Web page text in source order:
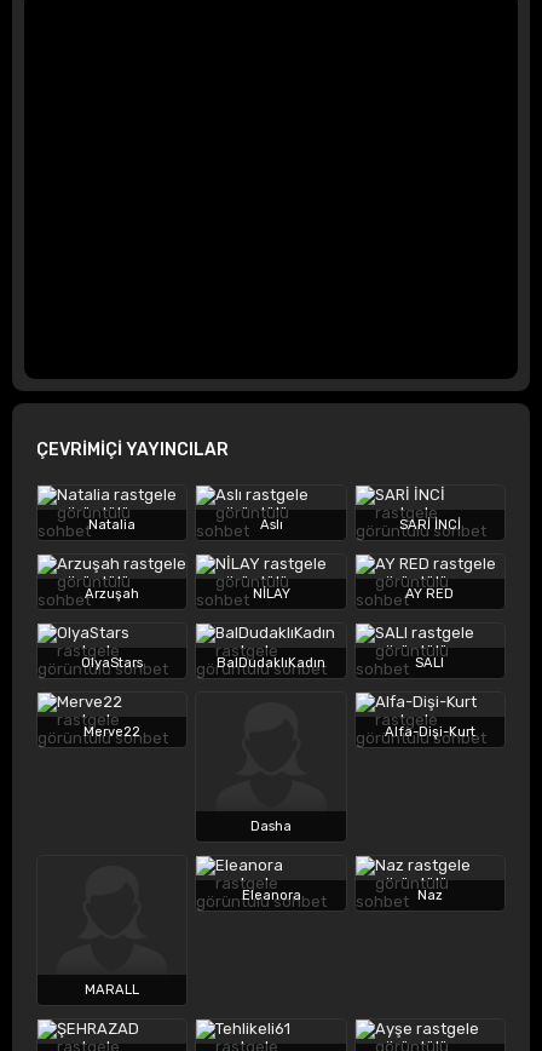
ÇEVRİMİÇİ YAYINCILAR
Natalia Aslı SARİ İNCİ
Arzuşah NİLAY AY RED
OlyaStars BalDudaklıKadın SALI
Merve22
Dasha
Alfa-Dişi-Kurt
MARALL
Eleanora Naz